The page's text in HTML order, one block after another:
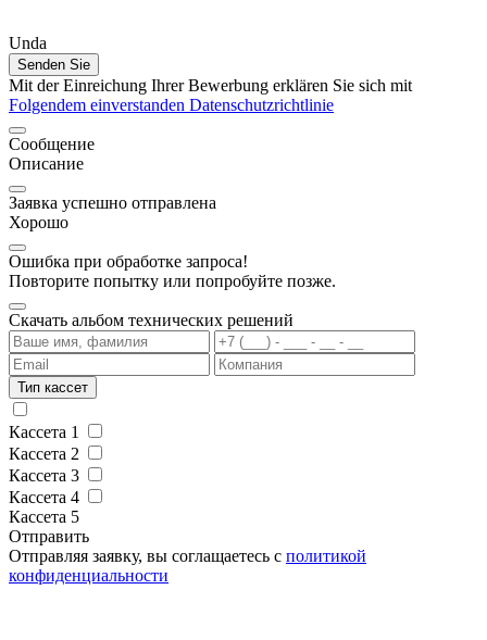
Unda
Senden Sie
Mit der Einreichung Ihrer Bewerbung erklären Sie sich mit
Folgendem einverstanden Datenschutzrichtlinie
Сообщение
Описание
Заявка успешно отправлена
Хорошо
Ошибка при обработке запроса!
Повторите попытку или попробуйте позже.
Скачать альбом технических решений
Тип кассет
Кассета 1
Кассета 2
Кассета 3
Кассета 4
Кассета 5
Отправить
Отправляя заявку, вы соглащаетесь с политикой
конфиденциальности